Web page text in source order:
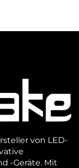
von LED-
-Geräte. Mit